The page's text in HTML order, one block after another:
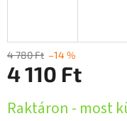
4 780 Ft –14 %
4 110 Ft
Raktáron - most